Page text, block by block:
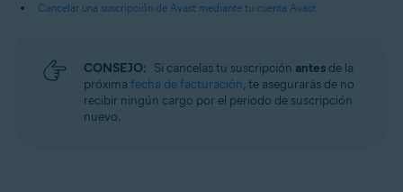
Cancelar una suscripción de Avast mediante tu cuenta Avast
CONSEJO: Si cancelas tu suscripción antes de la
próxima fecha de facturación, te asegurarás de no
recibir ningún cargo por el periodo de suscripción
nuevo.